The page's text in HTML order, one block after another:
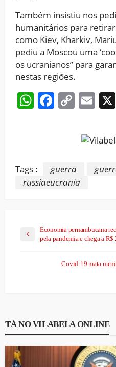
Também insistiu nos
humanitários para
como Kiev, Kharkiv,
pediu a Moscou uma
os ucranianos” para
nestas regiões.
WhatsApp
Copy
Tags : guerra
russiaeucrania
Economia pernambucana
pela pandemia e chega a R$
Covid-19 mata
TÁ NO VILABELA ONLINE